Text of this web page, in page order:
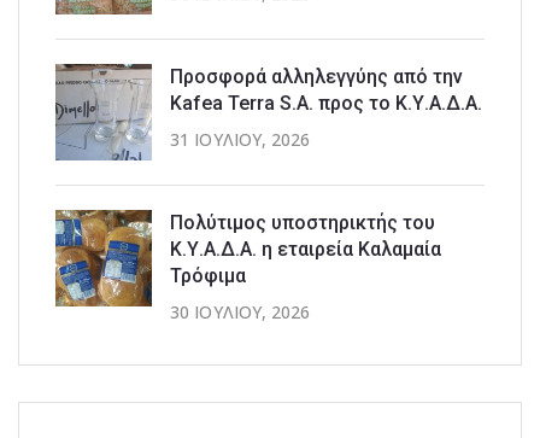
Προσφορά αλληλεγγύης από την
Kafea Terra S.A. προς το Κ.Υ.Α.Δ.Α.
31 ΙΟΥΛΊΟΥ, 2026
Πολύτιμος υποστηρικτής του
Κ.Υ.Α.Δ.Α. η εταιρεία Καλαμαία
Τρόφιμα
30 ΙΟΥΛΊΟΥ, 2026